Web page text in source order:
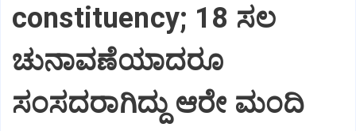
constituency; 18 ಸಲ
ಚುನಾವಣೆಯಾದರೂ
ಸಂಸದರಾಗಿದ್ದು ಆರೇ ಮಂದಿ